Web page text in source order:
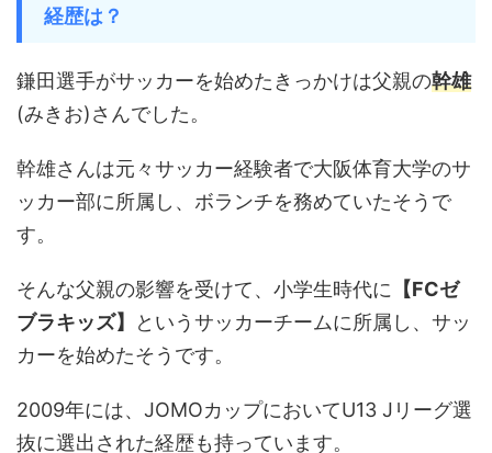
経歴は？
鎌田選手がサッカーを始めたきっかけは父親の幹雄
(みきお)さんでした。
幹雄さんは元々サッカー経験者で大阪体育大学のサ
ッカー部に所属し、ボランチを務めていたそうで
す。
そんな父親の影響を受けて、小学生時代に 【FCゼ
ブラキッズ】
というサッカーチームに所属し、サッ
カーを始めたそうです。
2009年には、JOMOカップにおいてU13 Jリーグ選
抜に選出された経歴も持っています。